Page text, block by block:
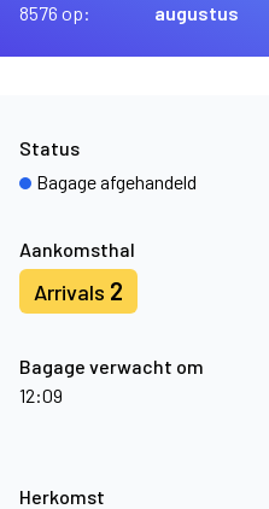
8576 op:
augustus
Aankomsthal
Arrivals 2
Bagage verwacht om
12:09
Status
Bagage afgehandeld
Herkomst